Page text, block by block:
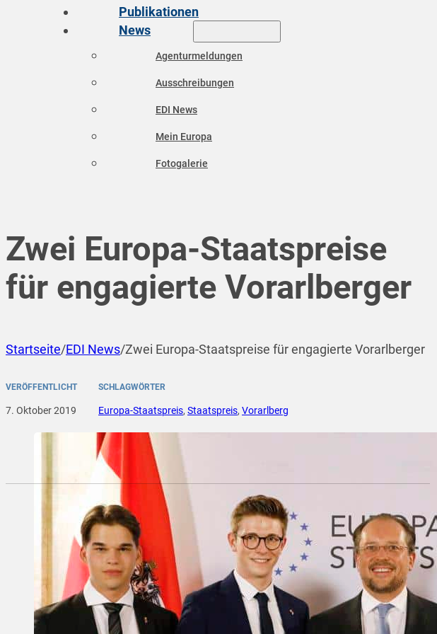
Publikationen
News
Agenturmeldungen
Ausschreibungen
EDI News
Mein Europa
Fotogalerie
Zwei Europa-Staatspreise
für engagierte Vorarlberger
Startseite/EDI News/Zwei Europa-Staatspreise für engagierte Vorarlberger
VERÖFFENTLICHT
7. Oktober 2019
SCHLAGWÖRTER
Europa-Staatspreis, Staatspreis, Vorarlberg